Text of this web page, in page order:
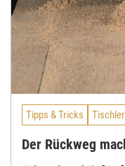
Tipps & Tricks
Der Rückweg